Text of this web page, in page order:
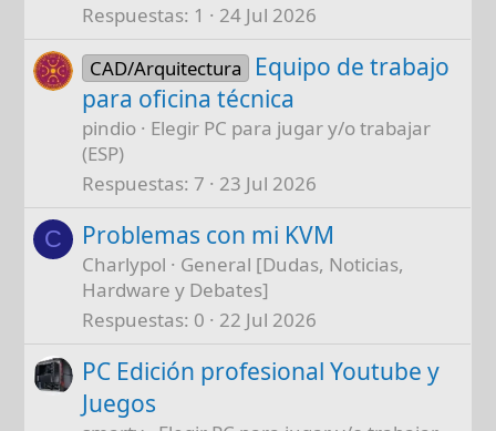
Respuestas 1 24 Jul 2026
CAD/Arquitectura
Equipo de trabajo
para oficina técnica
pindio
Elegir PC para jugar y/o trabajar
(ESP)
Respuestas 7 23 Jul 2026
C Problemas con mi KVM
Charlypol
General [Dudas, Noticias,
Hardware y Debates]
Respuestas 0 22 Jul 2026
PC Edición profesional Youtube y
Juegos